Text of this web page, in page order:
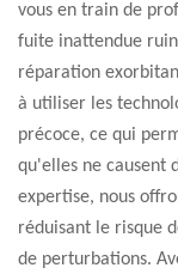
vous en train de
fuite inattendue
réparation
à utiliser les
précoce, ce qui
qu'elles ne causent
expertise, nous
réduisant le risque
de perturbations.